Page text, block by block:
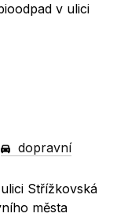
v ulici
dopravní
Střížkovská
města